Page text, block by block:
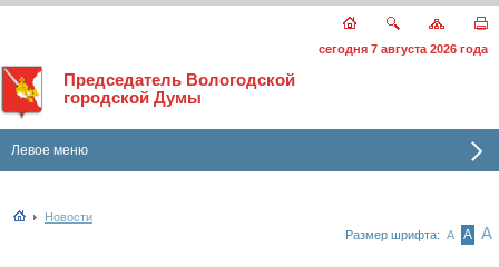
сегодня 7 августа 2026 года
Председатель Вологодской
городской Думы
Левое меню
Новости
Размер шрифта: А А А